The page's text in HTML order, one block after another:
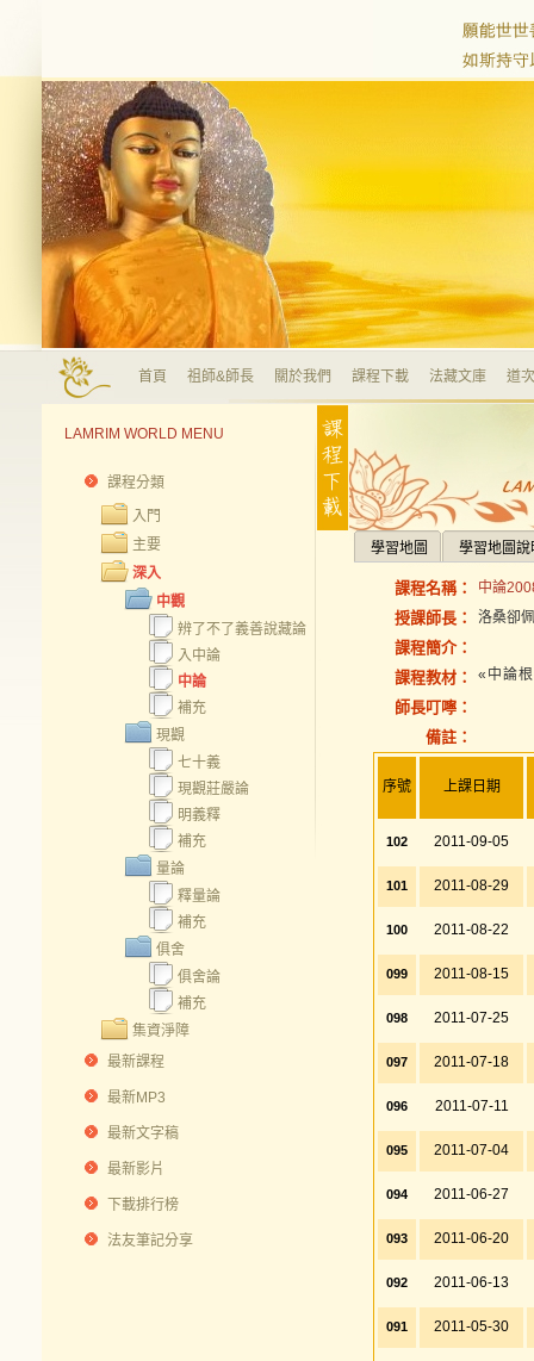
首頁 祖師&師長 關於我們 課程下載 法藏文庫 道
LAMRIM WORLD MENU
課程分類
入門
主要
深入
中觀
辨了不了義善說藏論
入中論
中論
補充
現觀
七十義
現觀莊嚴論
明義釋
補充
量論
釋量論
補充
俱舍
俱舍論
補充
集資淨障
最新課程
最新MP3
最新文字稿
最新影片
下載排行榜
法友筆記分享
學習地圖 學習地圖說
課程名稱： 中論
授課師長： 洛桑卻
課程簡介：
課程教材：
«中論
師長叮嚀：
備註：
序號 上課日期
102 2011-09-05
101 2011-08-29
100 2011-08-22
099 2011-08-15
098 2011-07-25
097 2011-07-18
096 2011-07-11
095 2011-07-04
094 2011-06-27
093 2011-06-20
092 2011-06-13
091 2011-05-30